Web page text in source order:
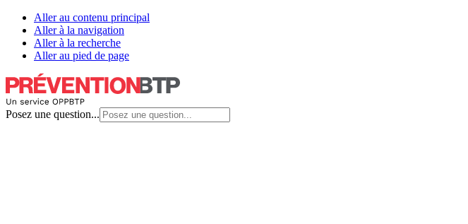
Aller au contenu principal
Aller à la navigation
Aller à la recherche
Aller au pied de page
Posez une question...